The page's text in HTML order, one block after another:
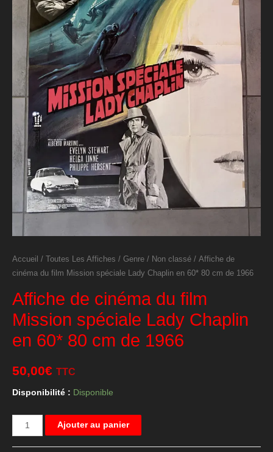
Accueil / Toutes Les Affiches / Genre / Non classé / Affiche de
cinéma du film Mission spéciale Lady Chaplin en 60* 80 cm de 1966
Affiche de cinéma du film
Mission spéciale Lady Chaplin
en 60* 80 cm de 1966
50,00€ TTC
Disponibilité : Disponible
quantité
de
Ajouter au panier